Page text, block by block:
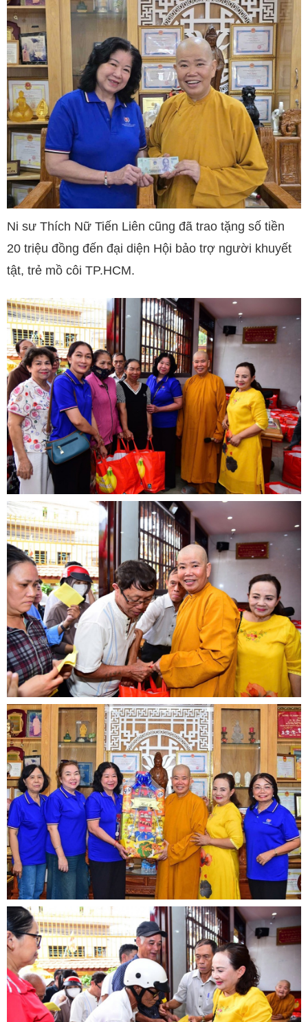
Ni sư Thích Nữ Tiến Liên cũng đã trao tặng số tiền
20 triệu đồng đến đại diện Hội bảo trợ người khuyết
tật, trẻ mồ côi TP.HCM.